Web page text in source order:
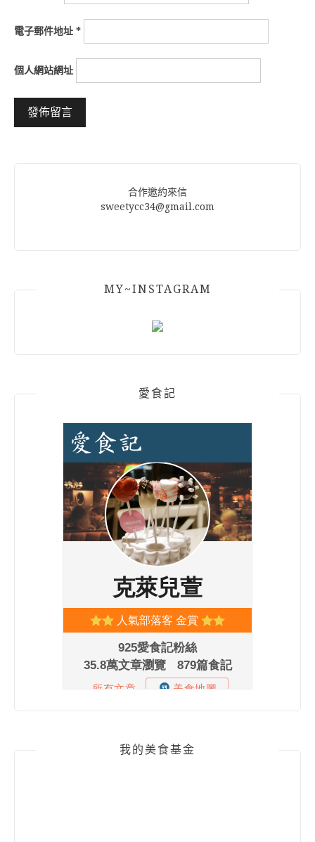
電子郵件地址 *
個人網站網址
合作邀約來信
sweetycc34@gmail.com
MY~INSTAGRAM
愛食記
我的美食基金